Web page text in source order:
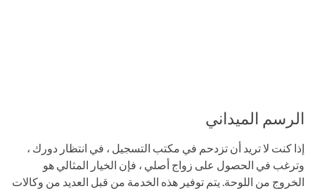
الرسم الميداني
إذا كنت لا تريد أن تزدحم في مكتب التسجيل ، في انتظار دورك ،
وترغب في الحصول على زواج أصلي ، فإن الخيار المثالي هو
الخروج من اللوحة. يتم توفير هذه الخدمة من قبل العديد من وكالات